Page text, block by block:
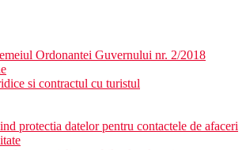
Ordonantei Guvernului nr. 2/2018
si contractul cu turistul
protectia datelor pentru contactele de afaceri